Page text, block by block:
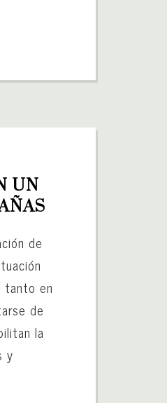
UN
de
tanto en
de
la
y